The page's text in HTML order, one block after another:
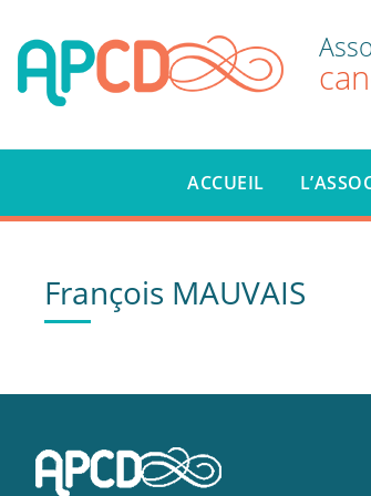
ACCUEIL
François MAUVAIS